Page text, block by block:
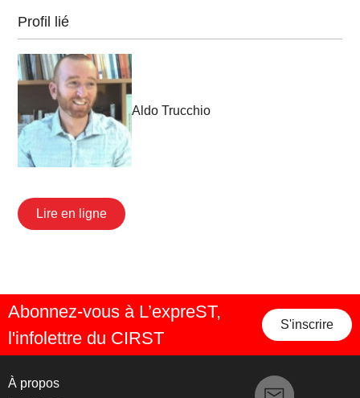
Profil lié
Aldo Trucchio
Lire en ligne
Abonnez-vous à L’expreST,
l'infolettre du CIRST
S'inscrire
À propos